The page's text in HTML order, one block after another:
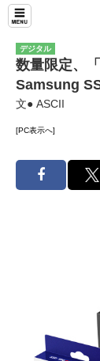
デジタル
数量限定、
Samsung
文● ASCII
[PC表示へ]